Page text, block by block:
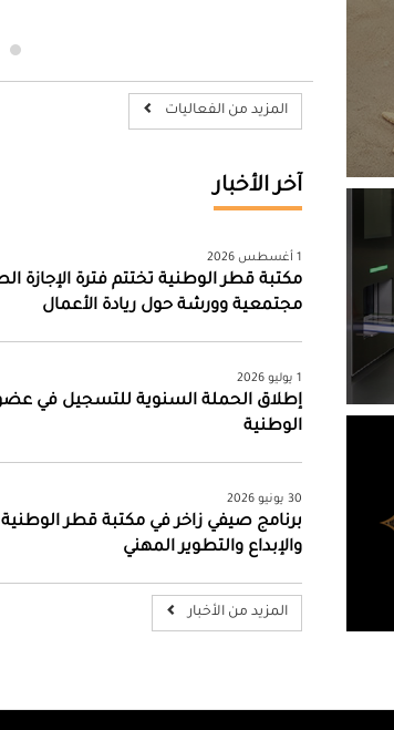
المزيد من الفعاليات
آخر الأخبار
1 أغسطس 2026
مكتبة قطر الوطنية تختتم فترة الإجازة
مجتمعية وورشة حول ريادة الأعمال
1 يوليو 2026
إطلاق الحملة السنوية للتسجيل في
الوطنية
30 يونيو 2026
برنامج صيفي زاخر في مكتبة قطر
والإبداع والتطوير المهني
المزيد من الأخبار